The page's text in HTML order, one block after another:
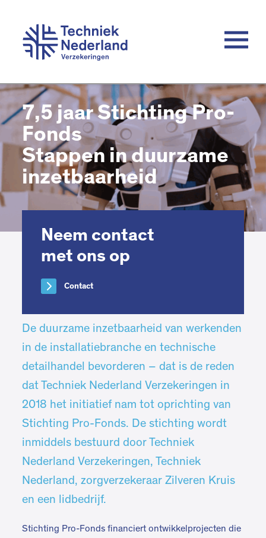
7,5 jaar Stichting Pro-
Fonds
Stappen in duurzame
inzetbaarheid
Neem contact
met ons op
Contact
De duurzame inzetbaarheid van werkenden
in de installatiebranche en technische
detailhandel bevorderen – dat is de reden
dat Techniek Nederland Verzekeringen in
2018 het initiatief nam tot oprichting van
Stichting Pro-Fonds. De stichting wordt
inmiddels bestuurd door Techniek
Nederland Verzekeringen, Techniek
Nederland, zorgverzekeraar Zilveren Kruis
en een lidbedrijf.
Stichting Pro-Fonds financiert ontwikkelprojecten die